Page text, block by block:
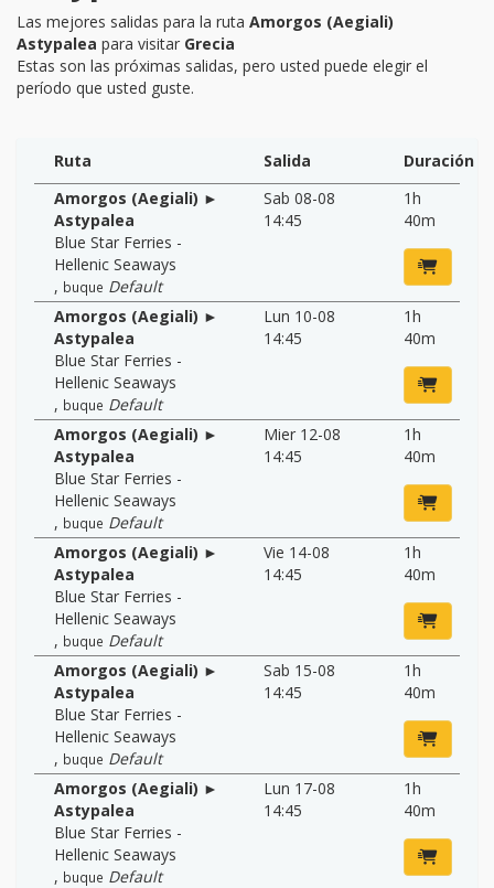
Las mejores salidas para la ruta Amorgos (Aegiali)
Astypalea para visitar Grecia
Estas son las próximas salidas, pero usted puede elegir el
período que usted guste.
Ruta Salida
Duración
Amorgos (Aegiali) ►
Astypalea
Blue Star Ferries -
Hellenic Seaways
, buque Default
Sab 08-08
14:45
1h
40m
Amorgos (Aegiali) ►
Astypalea
Blue Star Ferries -
Hellenic Seaways
, buque Default
Lun 10-08
14:45
1h
40m
Amorgos (Aegiali) ►
Astypalea
Blue Star Ferries -
Hellenic Seaways
, buque Default
Mier 12-08
14:45
1h
40m
Amorgos (Aegiali) ►
Astypalea
Blue Star Ferries -
Hellenic Seaways
, buque Default
Vie 14-08
14:45
1h
40m
Amorgos (Aegiali) ►
Astypalea
Blue Star Ferries -
Hellenic Seaways
, buque Default
Sab 15-08
14:45
1h
40m
Amorgos (Aegiali) ►
Astypalea
Blue Star Ferries -
Hellenic Seaways
, buque Default
Lun 17-08
14:45
1h
40m